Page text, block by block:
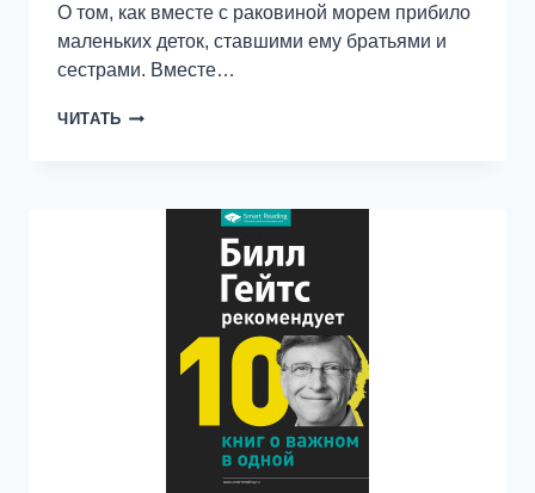
О том, как вместе с раковиной морем прибило
маленьких деток, ставшими ему братьями и
сестрами. Вместе…
ЧИТАТЬ ДЕТИ